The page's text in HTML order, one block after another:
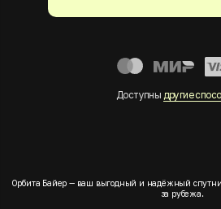
Доступны другие
Орбита Байер — ваш выгодный и надёжный
за рубежа.